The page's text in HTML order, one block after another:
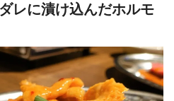
レに漬け込んだホルモ